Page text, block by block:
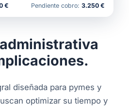
diseñada para pymes y
optimizar su tiempo y
€ Pendiente cobro:3.250 €